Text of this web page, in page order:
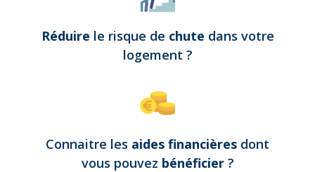
Réduire le risque de chute dans votre
logement ?
Connaitre les aides financières dont
vous pouvez bénéficier ?